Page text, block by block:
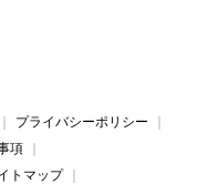
プライバシーポリシー
項
トマップ